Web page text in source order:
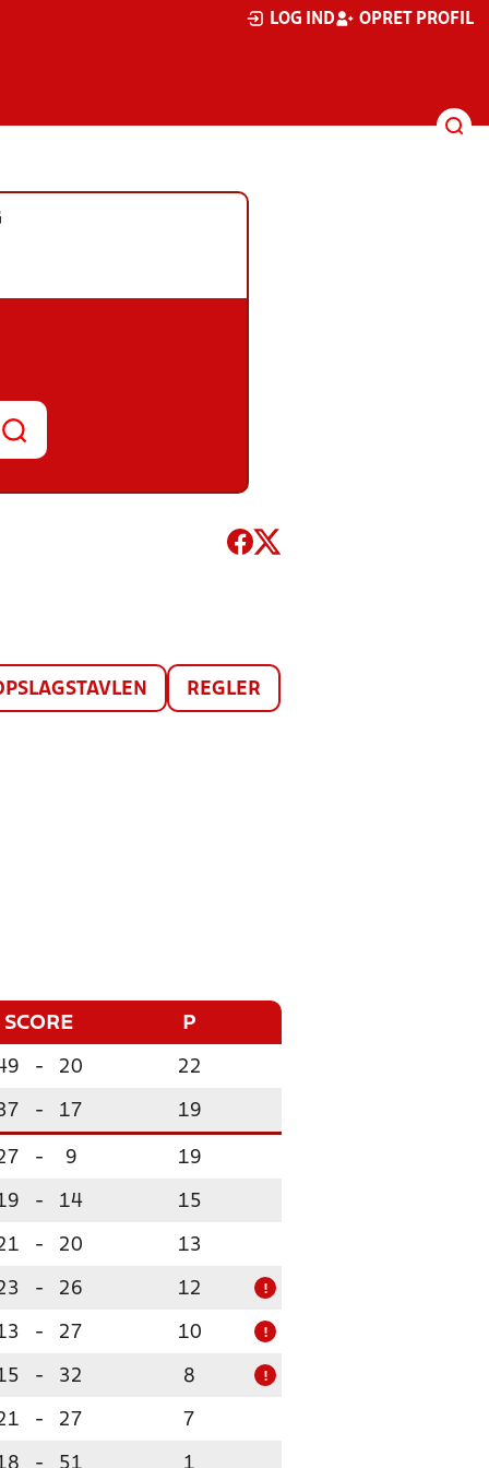
LOG IND OPRET PROFIL
REGLER
SCORE P
- 20 22
- 17 19
- 9 19
- 14 15
- 20 13
- 26 12 !
- 27 10 !
- 32 8 !
- 27 7
- 51 1